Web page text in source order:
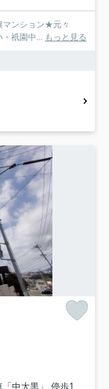
マンション★元々
祇園中...
もっと見る
中大黒」 停歩1分